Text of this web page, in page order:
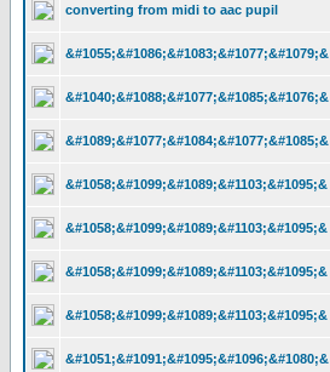
converting from midi to aac pupil
&#1055;&#1086;&#1083;&#1077;&#1079;&
&#1040;&#1088;&#1077;&#1085;&#1076;&
&#1089;&#1077;&#1084;&#1077;&#1085;&
&#1058;&#1099;&#1089;&#1103;&#1095;&
&#1058;&#1099;&#1089;&#1103;&#1095;&
&#1058;&#1099;&#1089;&#1103;&#1095;&
&#1058;&#1099;&#1089;&#1103;&#1095;&
&#1051;&#1091;&#1095;&#1096;&#1080;&